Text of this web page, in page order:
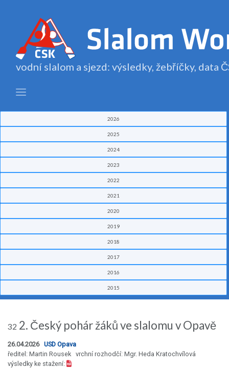
vodní slalom a sjezd: výsledky, žebříčky, data
2026
2025
2024
2023
2022
2021
2020
2019
2018
2017
2016
2015
32 2. Český pohár žáků ve slalomu v Opavě
26.04.2026 USD Opava
ředitel: Martin Rousek vrchní rozhodčí: Mgr. Heda Kratochvílová
výsledky ke stažení: